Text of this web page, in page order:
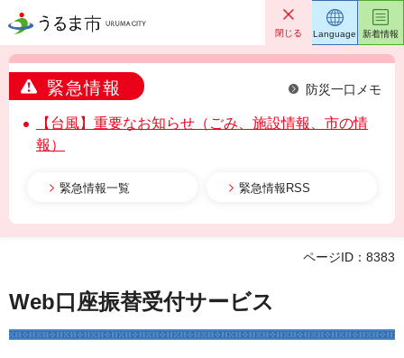
うるま市 閉じる
緊急情報 防災一口メモ
【台風】重要なお知らせ（ごみ、施設情報、市の情
報）
緊急情報一覧 緊急情報RSS
Language 新着情報
ページID：8383
Web口座振替受付サービス